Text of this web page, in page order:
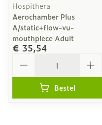
Hospithera
Aerochamber Plus
A/static+flow-vu-
mouthpiece Adult
€ 35,54
Bestel